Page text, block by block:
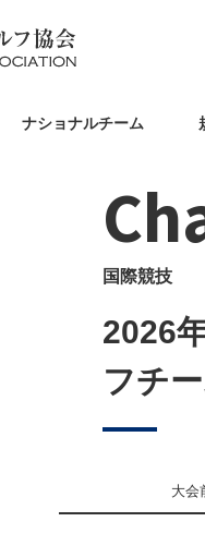
ナショナルチーム
国際競技
2026
フチ
大会